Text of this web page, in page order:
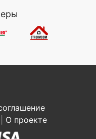
О проекте